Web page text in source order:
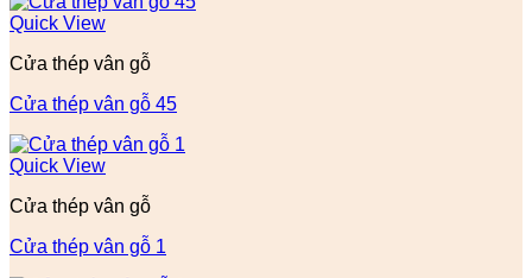
Quick View
Cửa thép vân gỗ
Cửa thép vân gỗ 45
Quick View
Cửa thép vân gỗ
Cửa thép vân gỗ 1